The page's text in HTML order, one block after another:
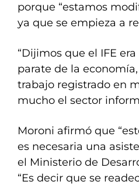
porque “estamos
ya que se empieza a
“Dijimos que el IFE
parate de la
trabajo registrado en
mucho el sector
Moroni afirmó que
es necesaria una
el Ministerio de
“Es decir que se